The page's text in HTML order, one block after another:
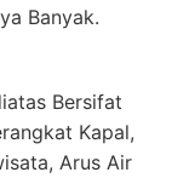
Banyak.
Bersifat
Kapal,
Arus Air